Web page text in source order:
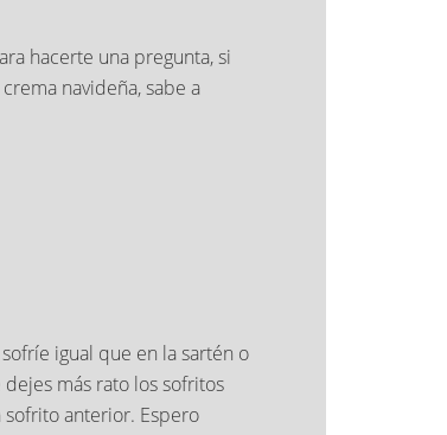
hacerte una pregunta, si
navideña, sabe a
igual que en la sartén o
más rato los sofritos
sofrito anterior. Espero